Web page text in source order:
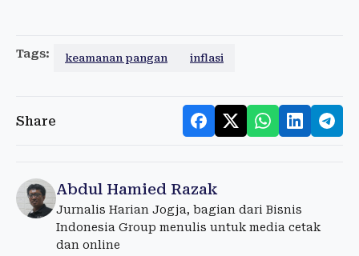
Tags: keamanan pangan inflasi
Share
Abdul Hamied Razak
Jurnalis Harian Jogja, bagian dari Bisnis
Indonesia Group menulis untuk media cetak
dan online